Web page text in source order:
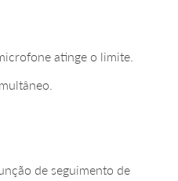
atinge o limite.
de seguimento de